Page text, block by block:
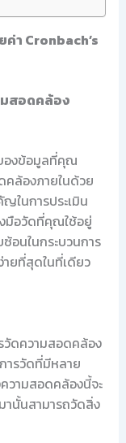
า Cronbach’s
สอดคล้อง
องข้อมูลที่คุณ
คล้องภายในด้วย
ในการประเมิน
มือวัดที่คุณใช้อยู่
อนในกระบวนการ
ยที่สุดในที่เดียว
วัดความสอดคล้อง
ารวัดที่มีหลาย
วามสอดคล้องนี้จะ
นั้นสามารถวัดสิ่ง